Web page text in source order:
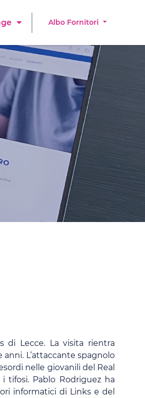
Albo Fornitori
di Lecce. La visita rientra
L’attaccante spagnolo
nelle giovanili del Real
tifosi. Pablo Rodriguez ha
informatici di Links e del